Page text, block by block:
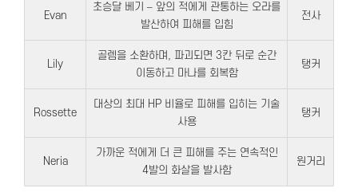
Evan
초승달 베기 – 앞의 적에게 관통하는 오라를
발산하여 피해를 입힘
전사
Lily
골렘을 소환하며, 파괴되면 3칸 뒤로 순간
이동하고 마나를 회복함
탱커
Rossette
대상의 최대 HP 비율로 피해를 입히는 기술
사용
탱커
Neria
가까운 적에게 더 큰 피해를 주는 연속적인
4발의 화살을 발사함
원거리